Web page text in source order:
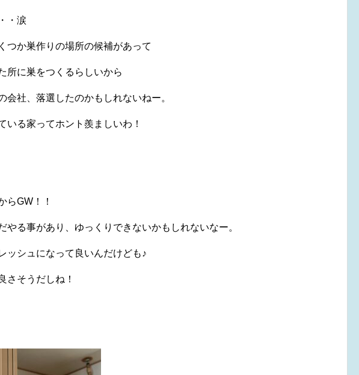
・涙
つか巣作りの場所の候補があって
所に巣をつくるらしいから
会社、落選したのかもしれないねー。
いる家ってホント羨ましいわ！
らGW！！
やる事があり、ゆっくりできないかもしれないなー。
ッシュになって良いんだけども♪
さそうだしね！